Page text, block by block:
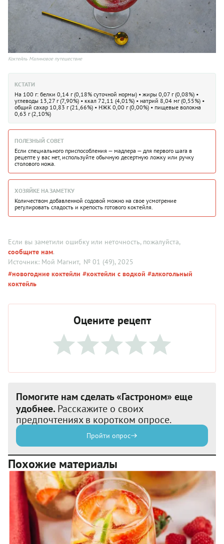
Коктейль Малиновое путешествие
КСТАТИ
На 100 г: белки 0,14 г (0,18% суточной нормы) • жиры 0,07 г (0,08%) •
углеводы 13,27 г (7,90%) • ккал 72,11 (4,01%) • натрий 8,04 мг (0,55%) •
общий сахар 10,83 г (21,66%) • НЖК 0,00 г (0,00%) • пищевые волокна
0,63 г (2,10%)
ПОЛЕЗНЫЙ СОВЕТ
Если специального приспособления — мадлера — для первого шага в
рецепте у вас нет, используйте обычную десертную ложку или ручку
столового ножа.
ХОЗЯЙКЕ НА ЗАМЕТКУ
Количеством добавленной содовой можно на свое усмотрение
регулировать сладость и крепость готового коктейля.
Если вы заметили ошибку или неточность, пожалуйста,
сообщите нам.
Источник: Мой Магнит, № 01 (49), 2025
#новогодние коктейли #коктейли с водкой #алкогольный
коктейль
Оцените рецепт
Помогите нам сделать «Гастроном» еще
удобнее. Расскажите о своих
предпочтениях в коротком опросе.
Пройти опрос
Похожие материалы